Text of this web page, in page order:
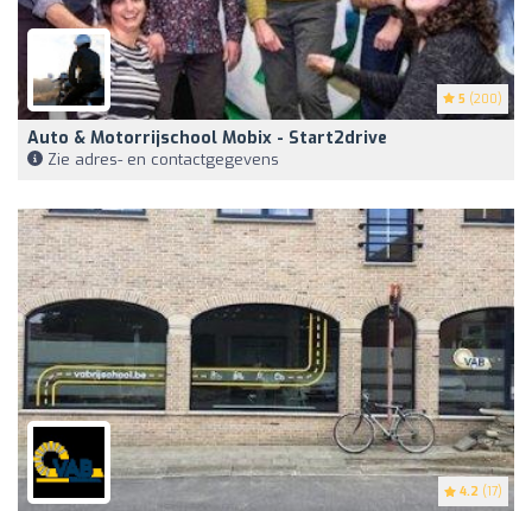
5 (200)
Auto & Motorrijschool Mobix - Start2drive
Zie adres- en contactgegevens
4.2 (17)